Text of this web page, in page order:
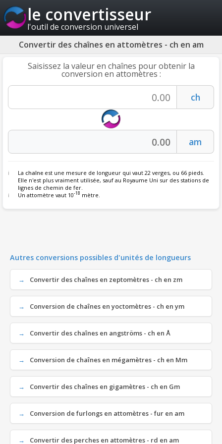
le convertisseur
l'outil de conversion universel
Convertir des chaînes en attomètres - ch en am
Saisissez la valeur en chaînes pour obtenir la
conversion en attomètres :
La chaîne est une mesure de longueur qui vaut 22 verges, ou 66 pieds.
Elle n'est plus vraiment utilisée, sauf au Royaume Uni sur des stations de
lignes de chemin de fer.
Un attomètre vaut 10-18 mètre.
Autres conversions possibles d'unités de longueurs
Convertir des chaînes en zeptomètres - ch en zm
Conversion de chaînes en yoctomètres - ch en ym
Convertir des chaînes en angströms - ch en Å
Conversion de chaînes en mégamètres - ch en Mm
Convertir des chaînes en gigamètres - ch en Gm
Conversion de furlongs en attomètres - fur en am
Convertir des perches en attomètres - rd en am